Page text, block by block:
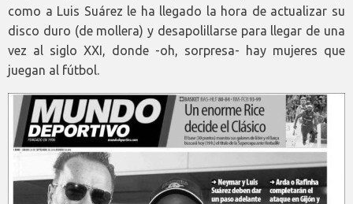
como a Luis Suárez le ha llegado la hora de actualizar su
disco duro (de mollera) y desapolillarse para llegar de una
vez al siglo XXI, donde -oh, sorpresa- hay mujeres que
juegan al fútbol.